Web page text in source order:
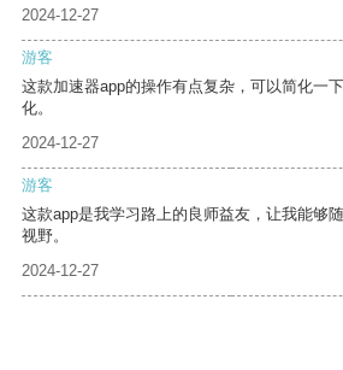
2024-12-27
游客
这款加速器app的操作有点复杂，可以简化一
化。
2024-12-27
游客
这款app是我学习路上的良师益友，让我能够
视野。
2024-12-27